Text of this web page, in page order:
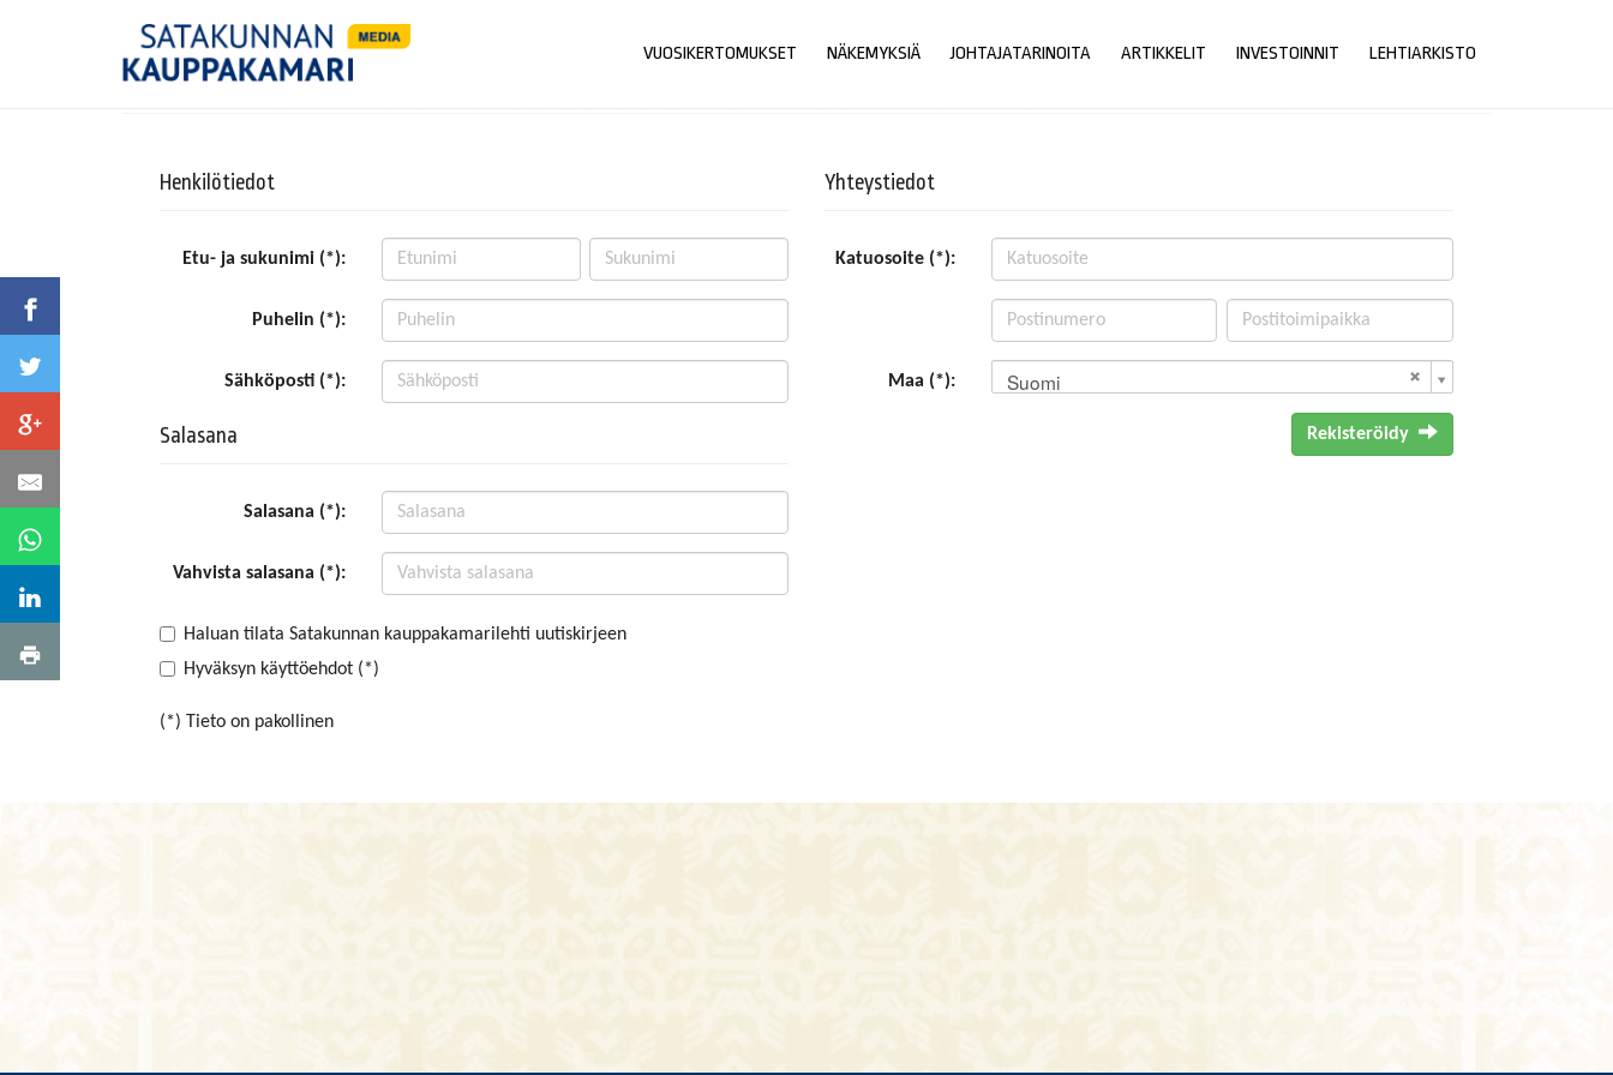
VUOSIKERTOMUKSET NÄKEMYKSIÄ JOHTAJATARINOITA ARTIKKELIT INVESTOINNIT LEHTIARKISTO
Henkilötiedot
Etu- ja sukunimi (*):
Puhelin (*):
Sähköposti (*):
Salasana
Salasana (*):
Vahvista salasana (*):
Yhteystiedot
Katuosoite (*):
Maa (*): Suomi
Rekisteröidy
Haluan tilata Satakunnan kauppakamarilehti uutiskirjeen
Hyväksyn käyttöehdot (*)
(*) Tieto on pakollinen